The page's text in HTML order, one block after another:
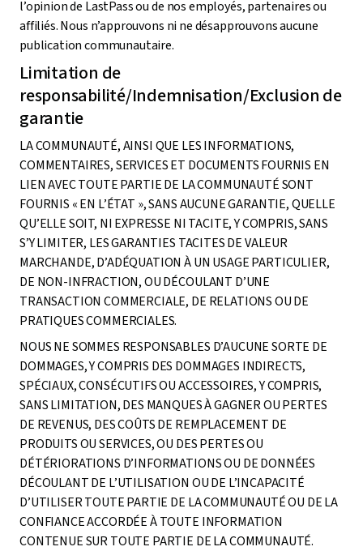
l’opinion de LastPass ou de nos employés, partenaires ou
affiliés. Nous n’approuvons ni ne désapprouvons aucune
publication communautaire.
Limitation de
responsabilité/Indemnisation/Exclusion de
garantie
LA COMMUNAUTÉ, AINSI QUE LES INFORMATIONS,
COMMENTAIRES, SERVICES ET DOCUMENTS FOURNIS EN
LIEN AVEC TOUTE PARTIE DE LA COMMUNAUTÉ SONT
FOURNIS « EN L’ÉTAT », SANS AUCUNE GARANTIE, QUELLE
QU’ELLE SOIT, NI EXPRESSE NI TACITE, Y COMPRIS, SANS
S’Y LIMITER, LES GARANTIES TACITES DE VALEUR
MARCHANDE, D’ADÉQUATION À UN USAGE PARTICULIER,
DE NON-INFRACTION, OU DÉCOULANT D’UNE
TRANSACTION COMMERCIALE, DE RELATIONS OU DE
PRATIQUES COMMERCIALES.
NOUS NE SOMMES RESPONSABLES D’AUCUNE SORTE DE
DOMMAGES, Y COMPRIS DES DOMMAGES INDIRECTS,
SPÉCIAUX, CONSÉCUTIFS OU ACCESSOIRES, Y COMPRIS,
SANS LIMITATION, DES MANQUES À GAGNER OU PERTES
DE REVENUS, DES COÛTS DE REMPLACEMENT DE
PRODUITS OU SERVICES, OU DES PERTES OU
DÉTÉRIORATIONS D’INFORMATIONS OU DE DONNÉES
DÉCOULANT DE L’UTILISATION OU DE L’INCAPACITÉ
D’UTILISER TOUTE PARTIE DE LA COMMUNAUTÉ OU DE LA
CONFIANCE ACCORDÉE À TOUTE INFORMATION
CONTENUE SUR TOUTE PARTIE DE LA COMMUNAUTÉ.